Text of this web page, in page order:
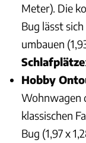
Meter). Die
Bug lässt
umbauen
Schlafplätze
Hobby
Wohnwagen
klassischen
Bug (1,97 x